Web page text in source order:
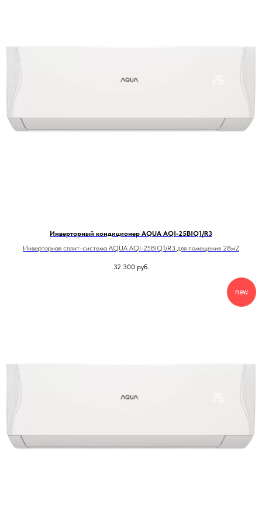
Инверторный кондиционер AQUA AQI-25BIQ1/R3
Инверторная сплит-система AQUA AQI-25BIQ1/R3 для помещения 28м2
32 300 руб.
new